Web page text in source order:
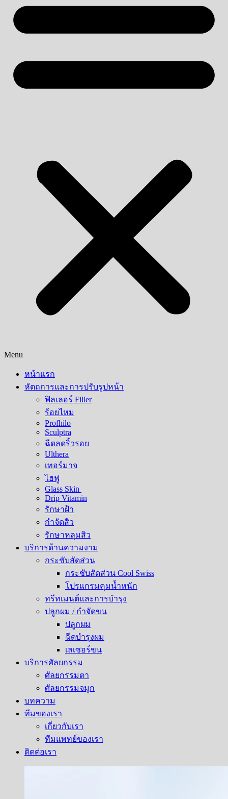
Menu
หน้าแรก
หัตถการและการปรับรูปหน้า
ฟิลเลอร์ Filler
ร้อยไหม
Profhilo
Sculptra
ฉีดลดริ้วรอย
Ulthera
เทอร์มาจ
ไฮฟู
Glass Skin
Drip Vitamin
รักษาฝ้า
กำจัดสิว
รักษาหลุมสิว​
บริการด้านความงาม
กระชับสัดส่วน
กระชับสัดส่วน Cool Swiss
โปรแกรมคุมน้ำหนัก
ทรีทเมนต์และการบำรุง
ปลูกผม / กำจัดขน
ปลูกผม
ฉีดบำรุงผม
เลเซอร์ขน
บริการศัลยกรรม
ศัลยกรรมตา
ศัลยกรรมจมูก
บทความ
ทีมของเรา
เกี่ยวกับเรา
ทีมแพทย์ของเรา
ติดต่อเรา